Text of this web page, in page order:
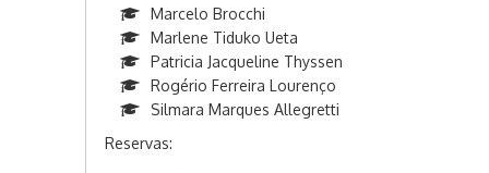
Marcelo Brocchi
Marlene Tiduko Ueta
Patricia Jacqueline Thyssen
Rogério Ferreira Lourenço
Silmara Marques Allegretti
Reservas: